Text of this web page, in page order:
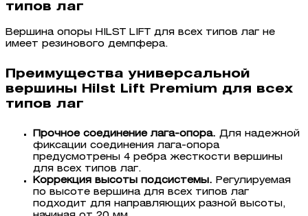
типов лаг
Вершина опоры HILST LIFT для всех типов лаг не
имеет резинового демпфера.
Преимущества универсальной
вершины Hilst Lift Premium для всех
типов лаг
Прочное соединение лага-опора. Для надежной
фиксации соединения лага-опора
предусмотрены 4 ребра жесткости вершины
для всех типов лаг.
Коррекция высоты подсистемы. Регулируемая
по высоте вершина для всех типов лаг
подходит для направляющих разной высоты,